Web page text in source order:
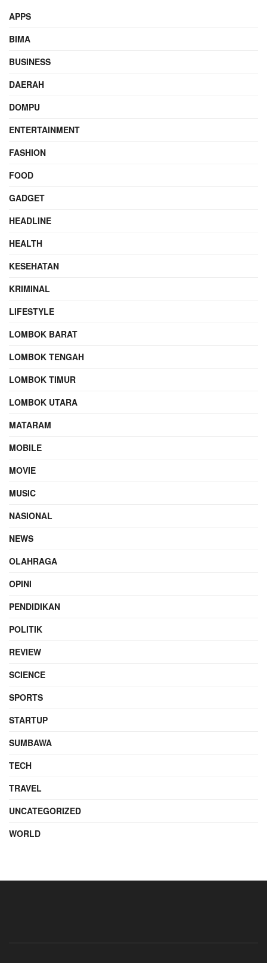
APPS
BIMA
BUSINESS
DAERAH
DOMPU
ENTERTAINMENT
FASHION
FOOD
GADGET
HEADLINE
HEALTH
KESEHATAN
KRIMINAL
LIFESTYLE
LOMBOK BARAT
LOMBOK TENGAH
LOMBOK TIMUR
LOMBOK UTARA
MATARAM
MOBILE
MOVIE
MUSIC
NASIONAL
NEWS
OLAHRAGA
OPINI
PENDIDIKAN
POLITIK
REVIEW
SCIENCE
SPORTS
STARTUP
SUMBAWA
TECH
TRAVEL
UNCATEGORIZED
WORLD